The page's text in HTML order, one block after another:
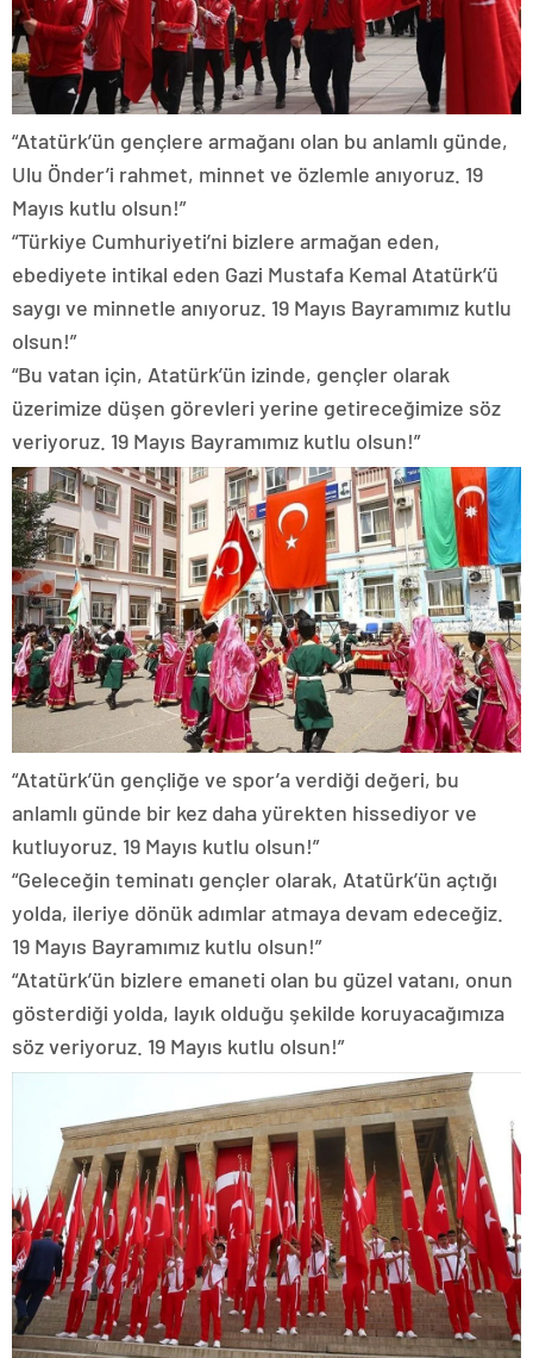
“Atatürk’ün gençlere armağanı olan bu anlamlı günde,
Ulu Önder’i rahmet, minnet ve özlemle anıyoruz. 19
Mayıs kutlu olsun!”
“Türkiye Cumhuriyeti’ni bizlere armağan eden,
ebediyete intikal eden Gazi Mustafa Kemal Atatürk’ü
saygı ve minnetle anıyoruz. 19 Mayıs Bayramımız kutlu
olsun!”
“Bu vatan için, Atatürk’ün izinde, gençler olarak
üzerimize düşen görevleri yerine getireceğimize söz
veriyoruz. 19 Mayıs Bayramımız kutlu olsun!”
“Atatürk’ün gençliğe ve spor’a verdiği değeri, bu
anlamlı günde bir kez daha yürekten hissediyor ve
kutluyoruz. 19 Mayıs kutlu olsun!”
“Geleceğin teminatı gençler olarak, Atatürk’ün açtığı
yolda, ileriye dönük adımlar atmaya devam edeceğiz.
19 Mayıs Bayramımız kutlu olsun!”
“Atatürk’ün bizlere emaneti olan bu güzel vatanı, onun
gösterdiği yolda, layık olduğu şekilde koruyacağımıza
söz veriyoruz. 19 Mayıs kutlu olsun!”